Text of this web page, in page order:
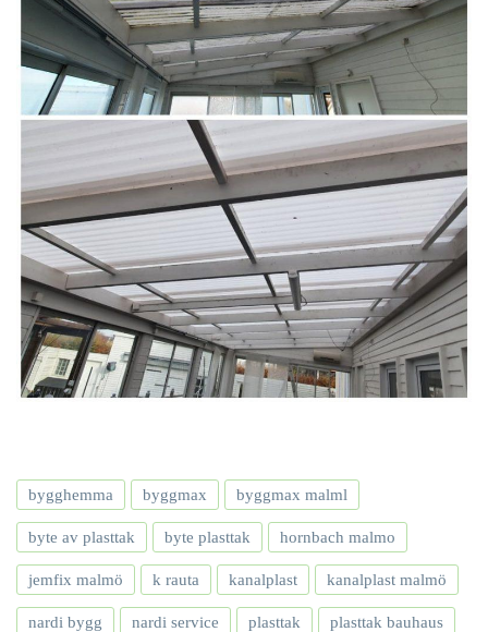
bygghemma byggmax byggmax malml
byte av plasttak byte plasttak hornbach malmo
jemfix malmö k rauta kanalplast kanalplast malmö
nardi bygg nardi service plasttak plasttak bauhaus